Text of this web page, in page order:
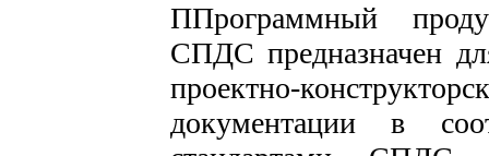
ППрограммный
СПДС предназначен
проектно-
документации в